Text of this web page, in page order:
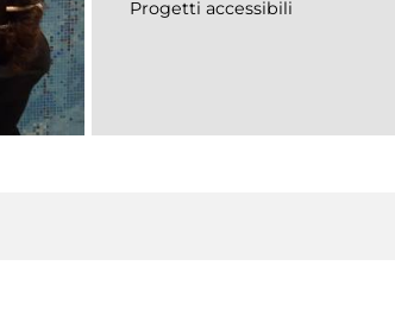
Progetti accessibili